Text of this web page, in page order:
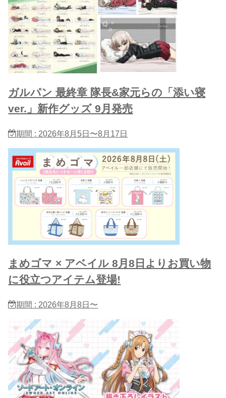
ガルパン 最終章 隊長&家元らの「添い寝
ver.」新作グッズ 9月発売
期間 : 2026年8月5日〜8月17日
まめゴマ × アベイル 8月8日よりお買い物
に役立つアイテム登場!
期間 : 2026年8月8日〜